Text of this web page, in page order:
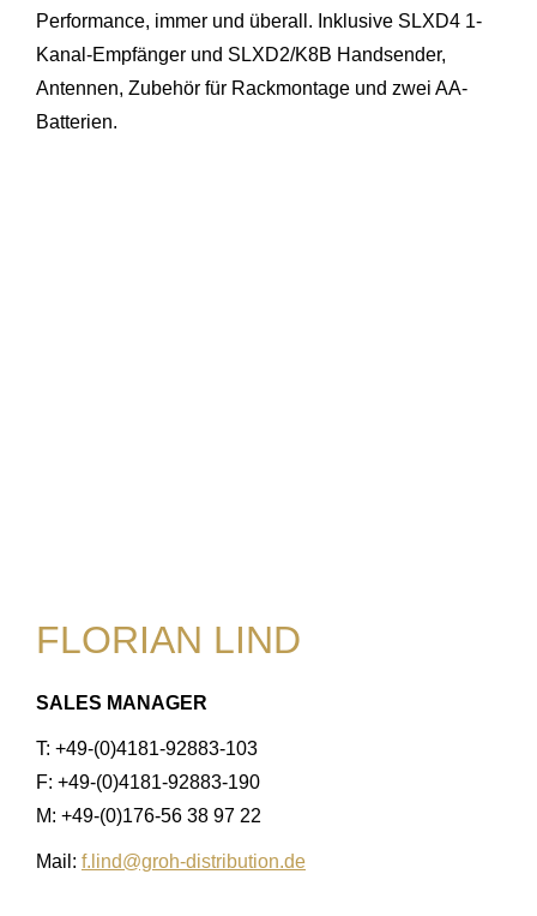
Performance, immer und überall. Inklusive SLXD4 1-
Kanal-Empfänger und SLXD2/K8B Handsender,
Antennen, Zubehör für Rackmontage und zwei AA-
Batterien.
FLORIAN LIND
SALES MANAGER
T: +49-(0)4181-92883-103
F: +49-(0)4181-92883-190
M: +49-(0)176-56 38 97 22
Mail: f.lind@groh-distribution.de